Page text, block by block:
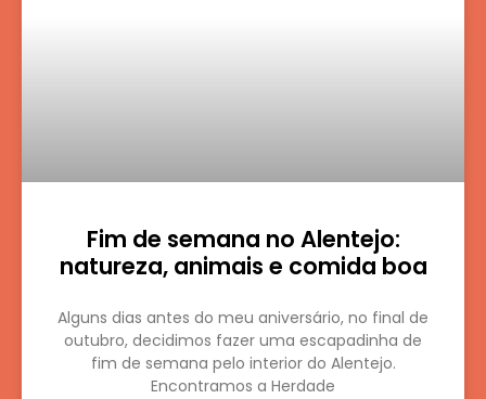
Fim de semana no Alentejo:
natureza, animais e comida boa
Alguns dias antes do meu aniversário, no final de
outubro, decidimos fazer uma escapadinha de
fim de semana pelo interior do Alentejo.
Encontramos a Herdade